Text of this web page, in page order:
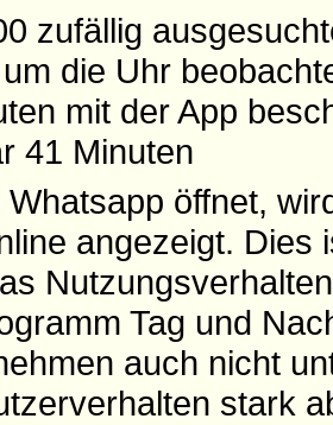
zufällig
die Uhr
mit der App
41 Minuten
öffnet,
angezeigt.
Tag und
auch nicht
stark